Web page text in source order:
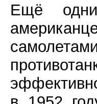
Ещё